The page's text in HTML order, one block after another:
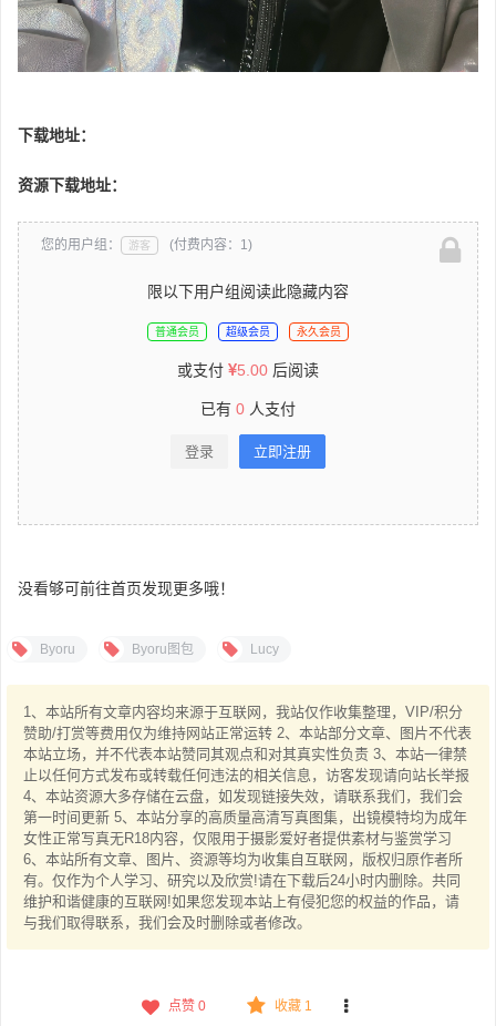
下载地址：
资源下载地址：
您的用户组： 游客 (付费内容：1)
限以下用户组阅读此隐藏内容
普通会员 超级会员 永久会员
或支付 5.00 后阅读
已有 0 人支付
登录 立即注册
没看够可前往首页发现更多哦！
Byoru Byoru图包 Lucy
1、本站所有文章内容均来源于互联网，我站仅作收集整理，VIP/积分
赞助/打赏等费用仅为维持网站正常运转 2、本站部分文章、图片不代表
本站立场，并不代表本站赞同其观点和对其真实性负责 3、本站一律禁
止以任何方式发布或转载任何违法的相关信息，访客发现请向站长举报
4、本站资源大多存储在云盘，如发现链接失效，请联系我们，我们会
第一时间更新 5、本站分享的高质量高清写真图集，出镜模特均为成年
女性正常写真无R18内容，仅限用于摄影爱好者提供素材与鉴赏学习
6、本站所有文章、图片、资源等均为收集自互联网，版权归原作者所
有。仅作为个人学习、研究以及欣赏!请在下载后24小时内删除。共同
维护和谐健康的互联网!如果您发现本站上有侵犯您的权益的作品，请
与我们取得联系，我们会及时删除或者修改。
点赞 0 收藏 1